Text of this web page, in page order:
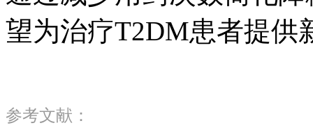
望为治疗T2DM患者提供
参考文献：